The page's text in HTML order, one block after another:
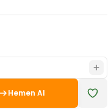
Hemen Al